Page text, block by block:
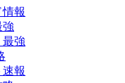
情報
強
最強
報